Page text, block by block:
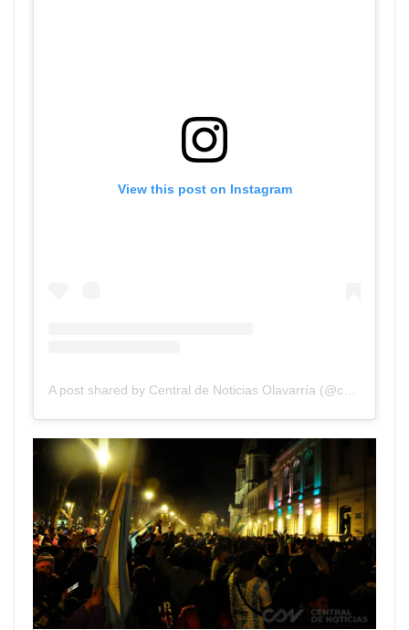
View this post on Instagram
A post shared by Central de Noticias Olavarría (@cdnolavarria)